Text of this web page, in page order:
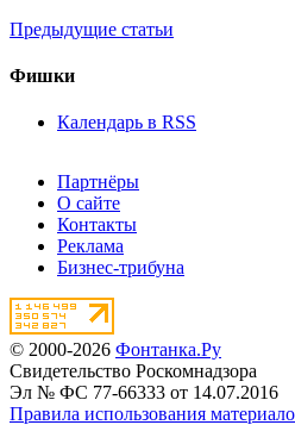
Предыдущие статьи
Фишки
Календарь в RSS
Партнёры
О сайте
Контакты
Реклама
Бизнес-трибуна
© 2000-2026 Фонтанка.Ру
Свидетельство Роскомнадзора
Эл № ФС 77-66333 от 14.07.2016
Правила использования